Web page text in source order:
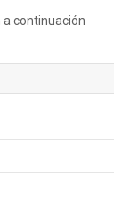
a continuación